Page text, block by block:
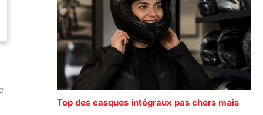
Top des casques intégraux pas chers mais